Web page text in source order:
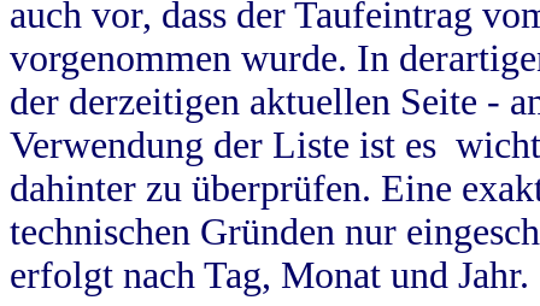
auch vor, dass der Taufeintrag
vorgenommen wurde. In
der derzeitigen aktuellen Seite -
Verwendung der Liste ist es
dahinter zu überprüfen. Eine
technischen Gründen nur
erfolgt nach Tag, Monat und Jahr.